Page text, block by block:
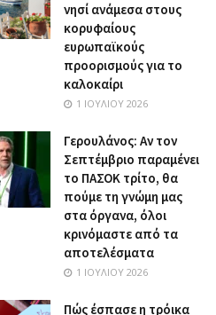
νησί ανάμεσα στους
κορυφαίους
ευρωπαϊκούς
προορισμούς για το
καλοκαίρι
1 ΙΟΥΛΊΟΥ 2026
Γερουλάνος: Αν τον
Σεπτέμβριο παραμένει
το ΠΑΣΟΚ τρίτο, θα
πούμε τη γνώμη μας
στα όργανα, όλοι
κρινόμαστε από τα
αποτελέσματα
1 ΙΟΥΛΊΟΥ 2026
Πώς έσπασε η τρόικα